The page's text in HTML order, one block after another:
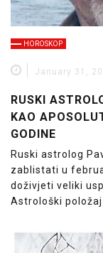
HOROSKOP
January 31,
RUSKI
KAO
GODINE
Ruski astrolog
zablistati u
doživjeti veliki
Astrološki